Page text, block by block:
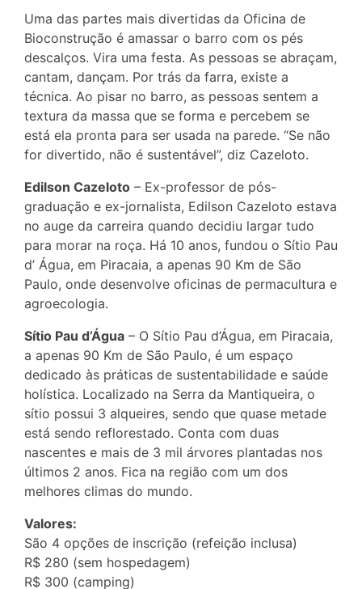
Uma das partes mais divertidas da Oficina de
Bioconstrução é amassar o barro com os pés
descalços. Vira uma festa. As pessoas se abraçam,
cantam, dançam. Por trás da farra, existe a
técnica. Ao pisar no barro, as pessoas sentem a
textura da massa que se forma e percebem se
está ela pronta para ser usada na parede. “Se não
for divertido, não é sustentável”, diz Cazeloto.
Edilson Cazeloto – Ex-professor de pós-
graduação e ex-jornalista, Edilson Cazeloto estava
no auge da carreira quando decidiu largar tudo
para morar na roça. Há 10 anos, fundou o Sítio Pau
d’ Água, em Piracaia, a apenas 90 Km de São
Paulo, onde desenvolve oficinas de permacultura e
agroecologia.
Sítio Pau d’Água – O Sítio Pau d’Água, em Piracaia,
a apenas 90 Km de São Paulo, é um espaço
dedicado às práticas de sustentabilidade e saúde
holística. Localizado na Serra da Mantiqueira, o
sítio possui 3 alqueires, sendo que quase metade
está sendo reflorestado. Conta com duas
nascentes e mais de 3 mil árvores plantadas nos
últimos 2 anos. Fica na região com um dos
melhores climas do mundo.
Valores:
São 4 opções de inscrição (refeição inclusa)
R$ 280 (sem hospedagem)
R$ 300 (camping)